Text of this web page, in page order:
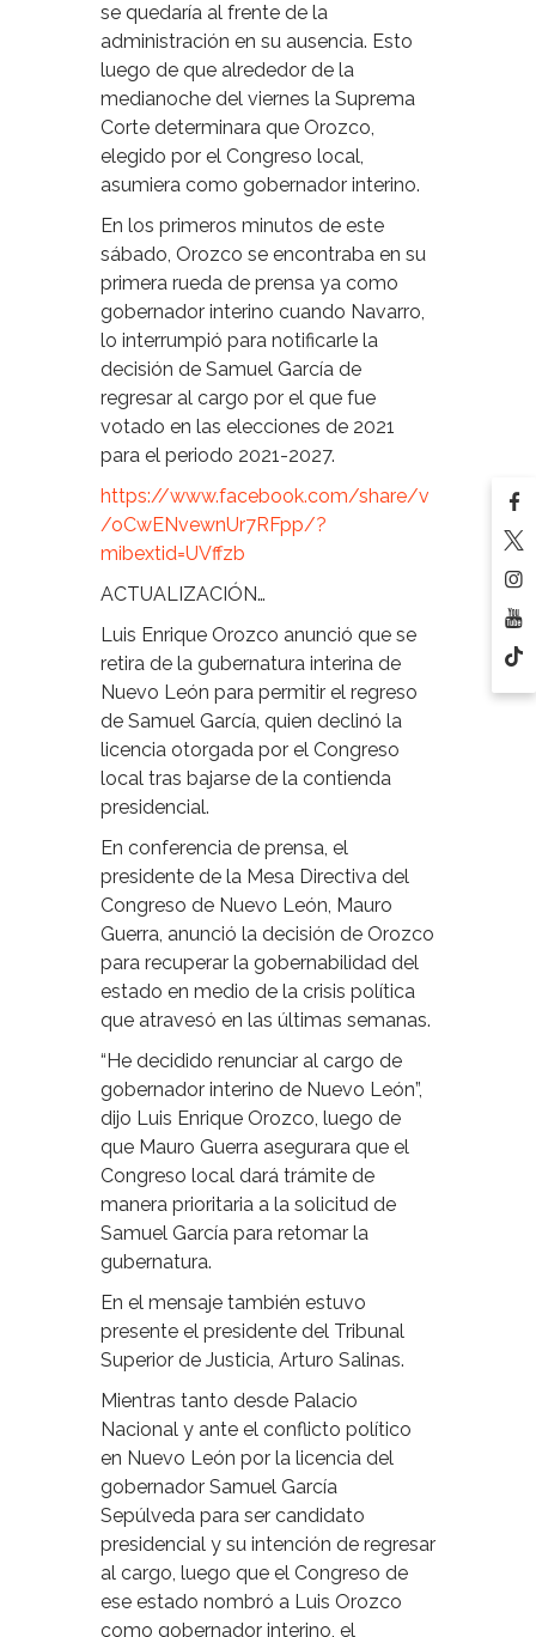
se quedaría al frente de la
administración en su ausencia. Esto
luego de que alrededor de la
medianoche del viernes la Suprema
Corte determinara que Orozco,
elegido por el Congreso local,
asumiera como gobernador interino.
En los primeros minutos de este
sábado, Orozco se encontraba en su
primera rueda de prensa ya como
gobernador interino cuando Navarro,
lo interrumpió para notificarle la
decisión de Samuel García de
regresar al cargo por el que fue
votado en las elecciones de 2021
para el periodo 2021-2027.
https://www.facebook.com/share/v
/oCwENvewnUr7RFpp/?
mibextid=UVffzb
ACTUALIZACIÓN…
Luis Enrique Orozco anunció que se
retira de la gubernatura interina de
Nuevo León para permitir el regreso
de Samuel García, quien declinó la
licencia otorgada por el Congreso
local tras bajarse de la contienda
presidencial.
En conferencia de prensa, el
presidente de la Mesa Directiva del
Congreso de Nuevo León, Mauro
Guerra, anunció la decisión de Orozco
para recuperar la gobernabilidad del
estado en medio de la crisis política
que atravesó en las últimas semanas.
“He decidido renunciar al cargo de
gobernador interino de Nuevo León”,
dijo Luis Enrique Orozco, luego de
que Mauro Guerra asegurara que el
Congreso local dará trámite de
manera prioritaria a la solicitud de
Samuel García para retomar la
gubernatura.
En el mensaje también estuvo
presente el presidente del Tribunal
Superior de Justicia, Arturo Salinas.
Mientras tanto desde Palacio
Nacional y ante el conflicto político
en Nuevo León por la licencia del
gobernador Samuel García
Sepúlveda para ser candidato
presidencial y su intención de regresar
al cargo, luego que el Congreso de
ese estado nombró a Luis Orozco
como gobernador interino, el